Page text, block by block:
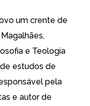
um crente de
e Teologia
estudos de
pela
e autor de